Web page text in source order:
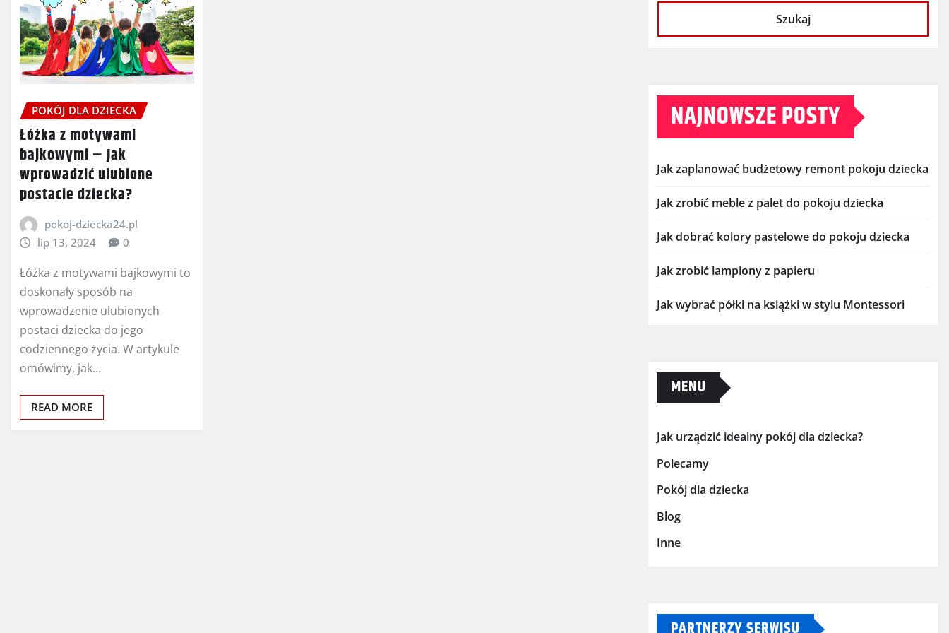
POKÓJ DLA DZIECKA
Łóżka z motywami
bajkowymi – Jak
wprowadzić ulubione
postacie dziecka?
pokoj-dziecka24.pl
lip 13, 2024
0
Łóżka z motywami bajkowymi to
doskonały sposób na
wprowadzenie ulubionych
postaci dziecka do jego
codziennego życia. W artykule
omówimy, jak…
READ MORE
Szukaj
NAJNOWSZE POSTY
Jak zaplanować budżetowy remont pokoju dziecka
Jak zrobić meble z palet do pokoju dziecka
Jak dobrać kolory pastelowe do pokoju dziecka
Jak zrobić lampiony z papieru
Jak wybrać półki na książki w stylu Montessori
MENU
Jak urządzić idealny pokój dla dziecka?
Polecamy
Pokój dla dziecka
Blog
Inne